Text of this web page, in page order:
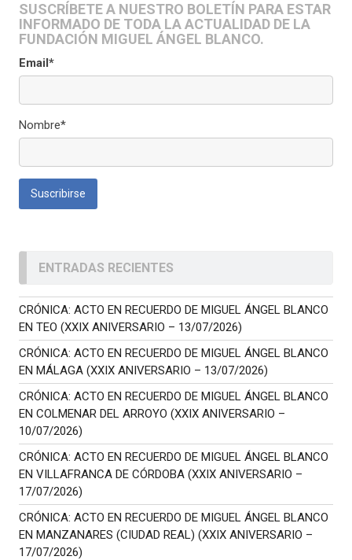
SUSCRÍBETE A NUESTRO BOLETÍN PARA ESTAR
INFORMADO DE TODA LA ACTUALIDAD DE LA
FUNDACIÓN MIGUEL ÁNGEL BLANCO.
Email*
Nombre*
ENTRADAS RECIENTES
CRÓNICA: ACTO EN RECUERDO DE MIGUEL ÁNGEL BLANCO
EN TEO (XXIX ANIVERSARIO – 13/07/2026)
CRÓNICA: ACTO EN RECUERDO DE MIGUEL ÁNGEL BLANCO
EN MÁLAGA (XXIX ANIVERSARIO – 13/07/2026)
CRÓNICA: ACTO EN RECUERDO DE MIGUEL ÁNGEL BLANCO
EN COLMENAR DEL ARROYO (XXIX ANIVERSARIO –
10/07/2026)
CRÓNICA: ACTO EN RECUERDO DE MIGUEL ÁNGEL BLANCO
EN VILLAFRANCA DE CÓRDOBA (XXIX ANIVERSARIO –
17/07/2026)
CRÓNICA: ACTO EN RECUERDO DE MIGUEL ÁNGEL BLANCO
EN MANZANARES (CIUDAD REAL) (XXIX ANIVERSARIO –
17/07/2026)